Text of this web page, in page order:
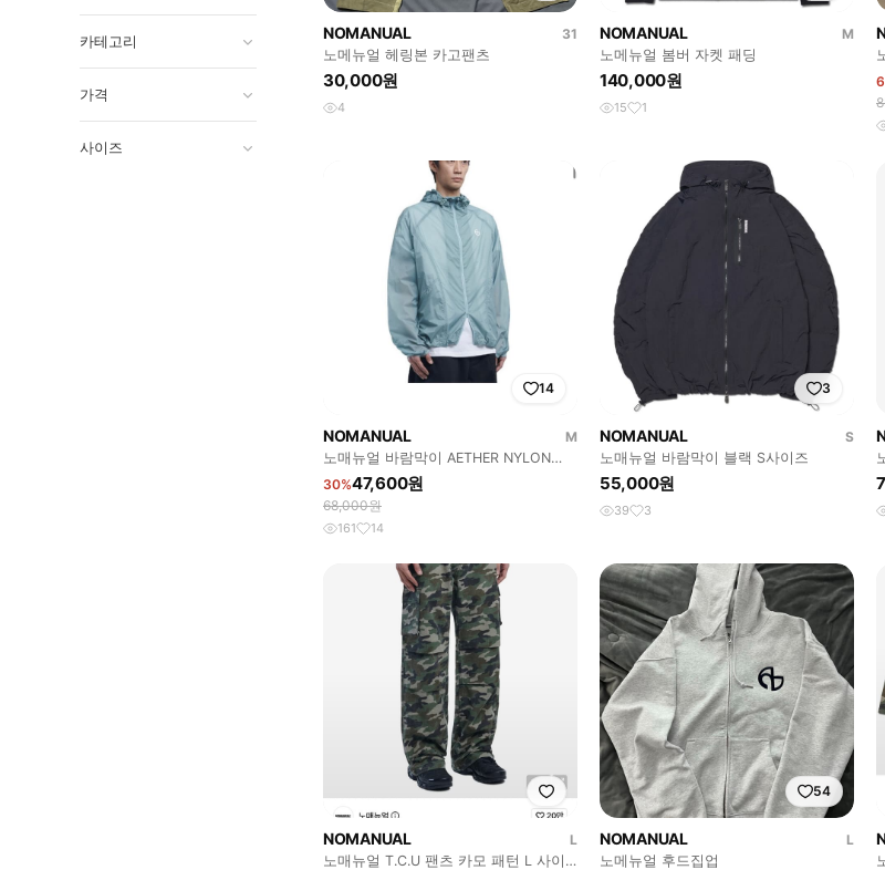
카테고리
가격
사이즈
NOMANUAL
31
노메뉴얼 헤링본 카고팬츠
30,000원
4
NOMANUAL
M
노메뉴얼 봄버 자켓 패딩
140,000원
15 1
14
NOMANUAL
M
노매뉴얼 바람막이 AETHER NYLON
JACKET - MARINA
30%47,600원
68,000원
161 14
3
NOMANUAL
S
노매뉴얼 바람막이 블랙 S사이즈
55,000원
39 3
NOMANUAL
L
노매뉴얼 T.C.U 팬츠 카모 패턴 L 사이
54
NOMANUAL
L
노메뉴얼 후드집업